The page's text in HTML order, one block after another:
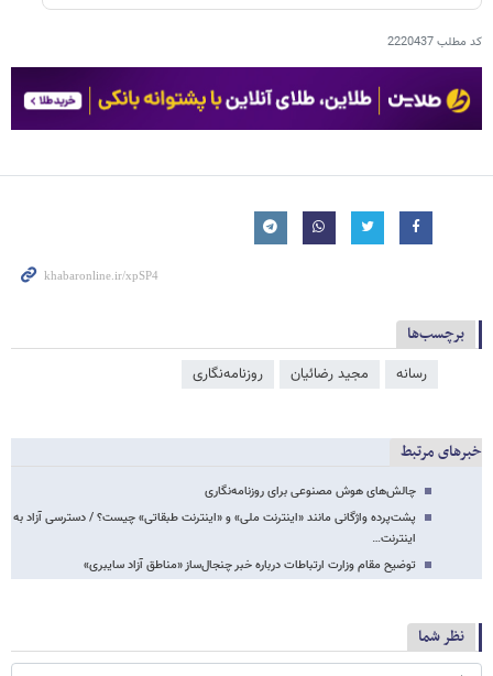
کد مطلب2220437
برچسب‌ها
رسانه مجید رضائیان روزنامه‌نگاری
خبرهای مرتبط
چالش‌های هوش مصنوعی برای روزنامه‌نگاری
پشت‌پرده واژگانی مانند «اینترنت ملی» و «اینترنت طبقاتی» چیست؟ / دسترسی آزاد به
اینترنت…
توضیح مقام وزارت ارتباطات درباره خبر چنجال‌ساز «مناطق آزاد سایبری»
نظر شما